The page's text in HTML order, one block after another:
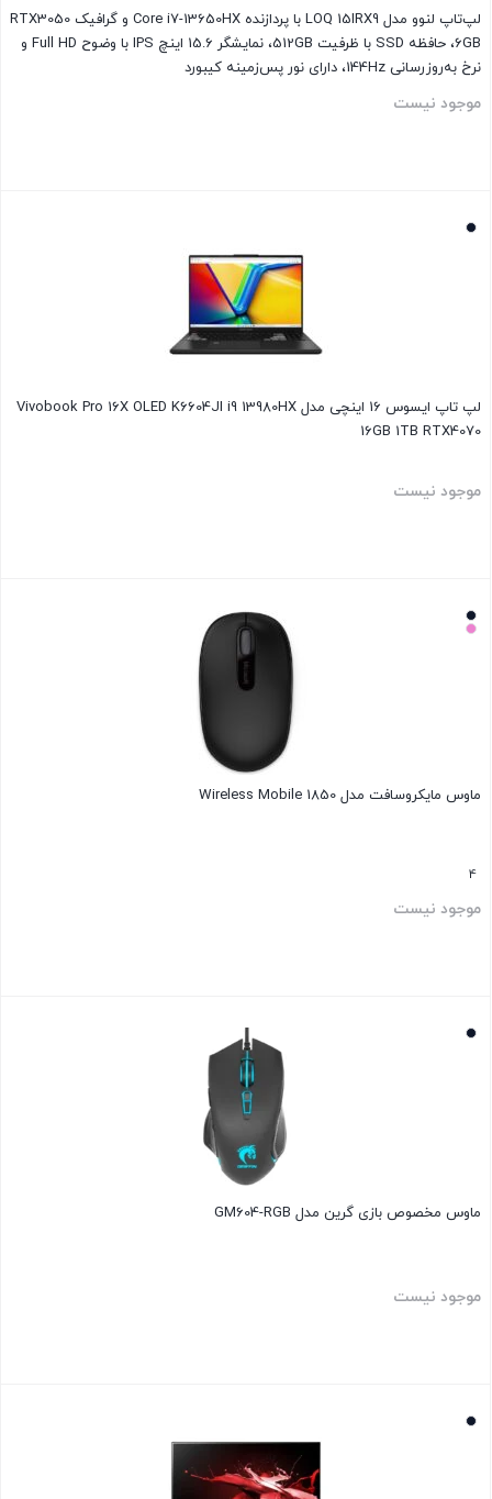
لپ‌تاپ لنوو مدل LOQ 15IRX9 با پردازنده Core i7-13650HX و گرافیک RTX3050
6GB، حافظه SSD با ظرفیت 512GB، نمایشگر 15.6 اینچ IPS با وضوح Full HD و
نرخ به‌روزرسانی 144Hz، دارای نور پس‌زمینه کیبورد
موجود نیست
لپ تاپ ایسوس 16 اینچی مدل Vivobook Pro 16X OLED K6604JI i9 13980HX
16GB 1TB RTX4070
موجود نیست
ماوس مایکروسافت مدل Wireless Mobile 1850
4
موجود نیست
ماوس مخصوص بازی گرین مدل GM604-RGB
موجود نیست